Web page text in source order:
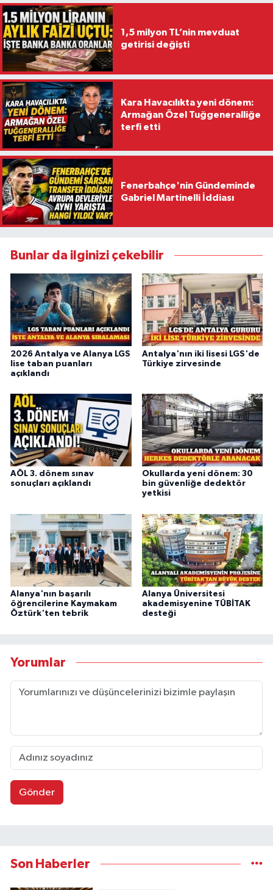
1,5 milyon TL’nin mevduat
getirisi değişti
Kara Havacılıkta yeni dönem:
Armağan Özel Tuğgeneralliğe
terfi etti
Fenerbahçe'nin Gündeminde
Gabriel Martinelli İddiası
Bunlar da ilginizi çekebilir
2026 Antalya ve Alanya LGS
lise taban puanları
açıklandı
Antalya'nın iki lisesi LGS'de
Türkiye zirvesinde
AÖL 3. dönem sınav
sonuçları açıklandı
Okullarda yeni dönem: 30
bin güvenliğe dedektör
yetkisi
Alanya'nın başarılı
öğrencilerine Kaymakam
Öztürk'ten tebrik
Alanya Üniversitesi
akademisyenine TÜBİTAK
desteği
Yorumlar
Gönder
Son Haberler